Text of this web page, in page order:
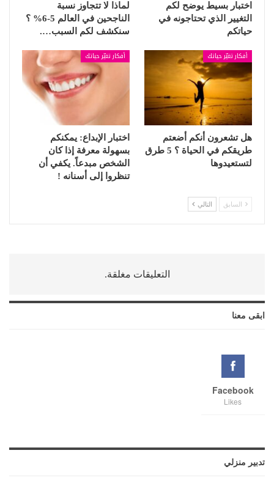
اختبار بسيط يوضح لكم
التغيير الذي تحتاجونه في
حياتكم
لماذا لا تتجاوز نسبة
الناجحين في العالم 5-6% ؟
سنكشف لكم السبب….
أفكار تغيّر حياتك
هل تشعرون أنكم أضعتم
طريقكم في الحياة ؟ 5 طرق
لتستعيدوها
أفكار تغيّر حياتك
اختبار الإبداع: يمكنكم
بسهولة معرفة إذا كان
الشخص مبدعاً. يكفي أن
تنظروا إلى أسنانه !
السابق التالي
التعليقات مغلقة.
ابقى معنا
Facebook
Likes
تدبير منزلي